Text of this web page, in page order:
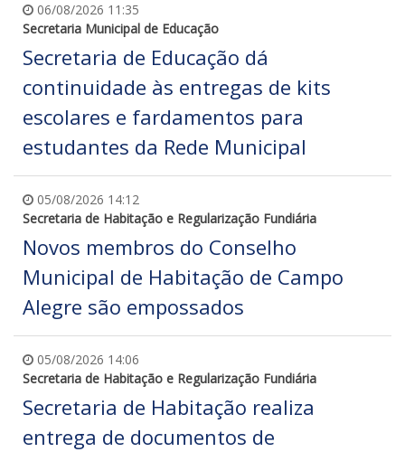
06/08/2026 11:35
Secretaria Municipal de Educação
Secretaria de Educação dá
continuidade às entregas de kits
escolares e fardamentos para
estudantes da Rede Municipal
05/08/2026 14:12
Secretaria de Habitação e Regularização Fundiária
Novos membros do Conselho
Municipal de Habitação de Campo
Alegre são empossados
05/08/2026 14:06
Secretaria de Habitação e Regularização Fundiária
Secretaria de Habitação realiza
entrega de documentos de